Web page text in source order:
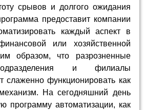
срывов и долгого ожидания
предоставит компании
каждый аспект в
или хозяйственной
образом, что разрозненные
и филиалы
слаженно функционировать как
На сегодняшний день
программу автоматизации, как